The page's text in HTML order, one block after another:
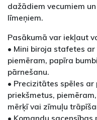
dažādiem vecumiem
līmeņiem.
Pasākumā var iekļaut
• Mini biroja stafetes
piemēram, papīra
pārnešanu.
• Precizitātes spēles
priekšmetus,
mērķī vai zīmuļu
• Komandu